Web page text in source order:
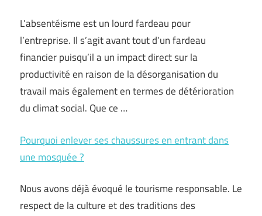
L’absentéisme est un lourd fardeau pour
l’entreprise. Il s’agit avant tout d’un fardeau
financier puisqu’il a un impact direct sur la
productivité en raison de la désorganisation du
travail mais également en termes de détérioration
du climat social. Que ce …
Pourquoi enlever ses chaussures en entrant dans
une mosquée ?
Nous avons déjà évoqué le tourisme responsable. Le
respect de la culture et des traditions des